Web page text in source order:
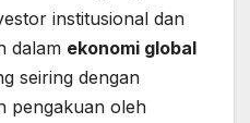
institusional dan
dalam ekonomi global
seiring dengan
pengakuan oleh